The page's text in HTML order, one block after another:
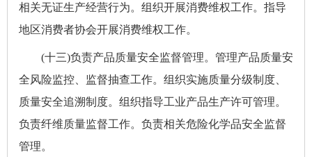
相关无证生产经营行为。组织开展消费维权工作。指导
地区消费者协会开展消费维权工作。
(十三)负责产品质量安全监督管理。管理产品质量安
全风险监控、监督抽查工作。组织实施质量分级制度、
质量安全追溯制度。组织指导工业产品生产许可管理。
负责纤维质量监督工作。负责相关危险化学品安全监督
管理。